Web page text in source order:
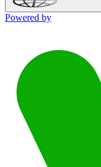
Powered by